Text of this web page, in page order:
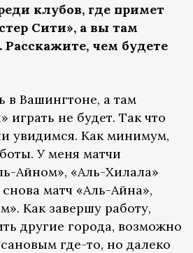
клубов, где примет
Сити», а вы там
Расскажите, чем будете
в Вашингтоне, а там
играть не будет. Так что
увидимся. Как минимум,
У меня матчи
Айном», «Аль-Хилала»
матч «Аль-Айна»,
Как завершу работу,
другие города, возможно
где-то, но далеко